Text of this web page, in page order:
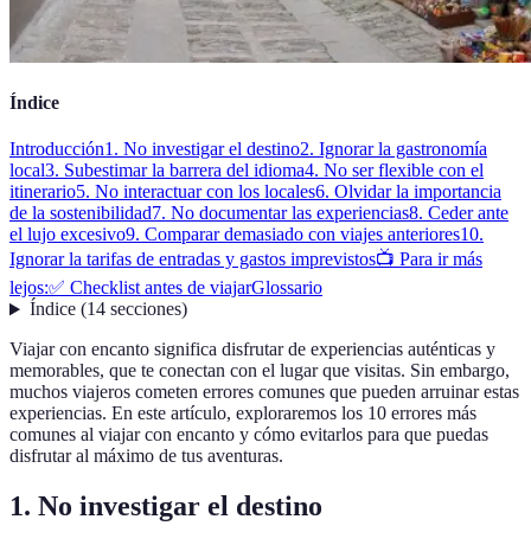
Índice
Introducción1. No investigar el destino2. Ignorar la gastronomía
local3. Subestimar la barrera del idioma4. No ser flexible con el
itinerario5. No interactuar con los locales6. Olvidar la importancia
de la sostenibilidad7. No documentar las experiencias8. Ceder ante
el lujo excesivo9. Comparar demasiado con viajes anteriores10.
Ignorar la tarifas de entradas y gastos imprevistos📺 Para ir más
lejos:✅ Checklist antes de viajarGlossario
Índice(14 secciones)
Viajar con encanto significa disfrutar de experiencias auténticas y
memorables, que te conectan con el lugar que visitas. Sin embargo,
muchos viajeros cometen errores comunes que pueden arruinar estas
experiencias. En este artículo, exploraremos los 10 errores más
comunes al viajar con encanto y cómo evitarlos para que puedas
disfrutar al máximo de tus aventuras.
1. No investigar el destino